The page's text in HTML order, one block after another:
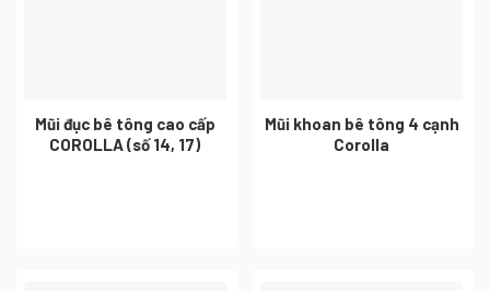
Mũi đục bê tông cao cấp
COROLLA (số 14, 17)
Mũi khoan bê tông 4 cạnh
Corolla